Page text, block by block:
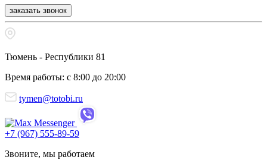
заказать звонок
Тюмень - Республики 81
Время работы: с 8:00 до 20:00
tymen@totobi.ru
+7 (967) 555-89-59
Звоните, мы работаем